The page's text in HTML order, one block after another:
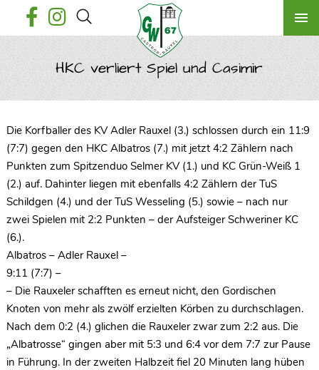
HKC verliert Spiel und Casimir
Die Korfballer des KV Adler Rauxel (3.) schlossen durch ein 11:9
(7:7) gegen den HKC Albatros (7.) mit jetzt 4:2 Zählern nach
Punkten zum Spitzenduo Selmer KV (1.) und KC Grün-Weiß 1
(2.) auf. Dahinter liegen mit ebenfalls 4:2 Zählern der TuS
Schildgen (4.) und der TuS Wesseling (5.) sowie – nach nur
zwei Spielen mit 2:2 Punkten – der Aufsteiger Schweriner KC
(6.).
Albatros – Adler Rauxel –
9:11 (7:7) –
– Die Rauxeler schafften es erneut nicht, den Gordischen
Knoten von mehr als zwölf erzielten Körben zu durchschlagen.
Nach dem 0:2 (4.) glichen die Rauxeler zwar zum 2:2 aus. Die
„Albatrosse“ gingen aber mit 5:3 und 6:4 vor dem 7:7 zur Pause
in Führung. In der zweiten Halbzeit fiel 20 Minuten lang hüben